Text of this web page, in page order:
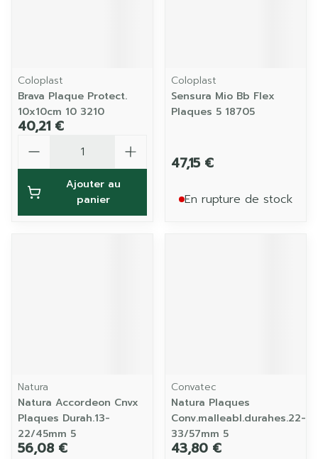
Coloplast
Brava Plaque Protect.
10x10cm 10 3210
40,21 €
Ajouter au
panier
Coloplast
Sensura Mio Bb Flex
Plaques 5 18705
47,15 €
En rupture de stock
Natura
Natura Accordeon Cnvx
Plaques Durah.13-
22/45mm 5
56,08 €
Convatec
Natura Plaques
Conv.malleabl.durahes.22-
33/57mm 5
43,80 €